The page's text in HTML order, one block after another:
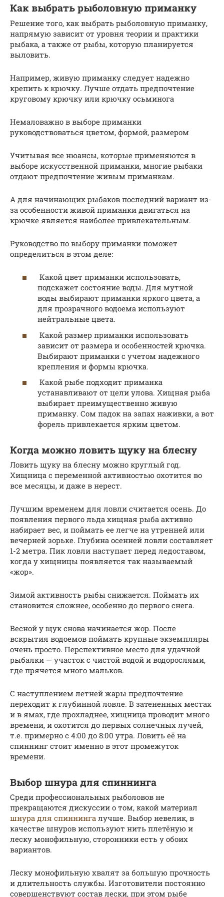
Как выбрать рыболовную приманку
Решение того, как выбрать рыболовную приманку,
напрямую зависит от уровня теории и практики
рыбака, а также от рыбы, которую планируется
выловить.
Например, живую приманку следует надежно
крепить к крючку. Лучше отдать предпочтение
круговому крючку или крючку осьминога
Немаловажно в выборе приманки
руководствоваться цветом, формой, размером
Учитывая все нюансы, которые применяются в
выборе искусственной приманки, многие рыбаки
отдают предпочтение живым приманкам.
А для начинающих рыбаков последний вариант из-
за особенности живой приманки двигаться на
крючке является наиболее привлекательным.
Руководство по выбору приманки поможет
определиться в этом деле:
Какой цвет приманки использовать,
подскажет состояние воды. Для мутной
воды выбирают приманки яркого цвета, а
для прозрачного водоема используют
нейтральные цвета.
Какой размер приманки использовать
зависит от размера и особенностей крючка.
Выбирают приманки с учетом надежного
крепления и формы крючка.
Какой рыбе подходит приманка
устанавливают от цели улова. Хищная рыба
выбирает преимущественно живую
приманку. Сом падок на запах наживки, а вот
форель привлекается ярким цветом.
Когда можно ловить щуку на блесну
Ловить щуку на блесну можно круглый год.
Хищница с переменной активностью охотится во
все месяцы, и даже в нерест.
Лучшим временем для ловли считается осень. До
появления первого льда хищная рыба активно
набирает вес, и поймать ее легче на утренней или
вечерней зорьке. Глубина осенней ловли составляет
1-2 метра. Пик ловли наступает перед ледоставом,
когда у хищницы появляется так называемый
«жор».
Зимой активность рыбы снижается. Поймать их
становится сложнее, особенно до первого снега.
Весной у щук снова начинается жор. После
вскрытия водоемов поймать крупные экземпляры
очень просто. Перспективное место для удачной
рыбалки — участок с чистой водой и водорослями,
где прячется много мальков.
С наступлением летней жары предпочтение
переходит к глубинной ловле. В затененных местах
и в ямах, где прохладнее, хищница проводит много
времени, и охотится до первых солнечных лучей,
т.е. примерно с 4:00 до 8:00 утра. Ловить её на
спиннинг стоит именно в этот промежуток
времени.
Выбор шнура для спиннинга
Среди профессиональных рыболовов не
прекращаются дискуссии о том, какой материал
шнура для спиннинга лучше. Выбор невелик, в
качестве шнуров используют нить плетёную и
леску монофильную, сторонники есть у обоих
вариантов.
Леску монофильную хвалят за большую прочность
и длительность службы. Изготовители постоянно
совершенствуют состав лески, при этом рыбе